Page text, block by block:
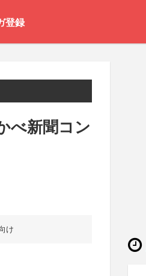
登録
べ新聞コン
け